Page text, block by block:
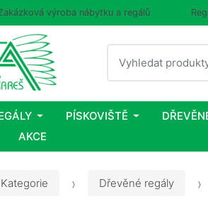
výroba nábytku a regálů
Vyhledat
PÍSKOVIŠTĚ
AKCE
Kategorie Dřevěné regály